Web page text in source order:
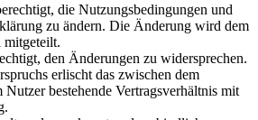
die Nutzungsbedingungen und
zu ändern. Die Änderung wird dem
den Änderungen zu widersprechen.
erlischt das zwischen dem
Nutzer bestehende Vertragsverhältnis mit